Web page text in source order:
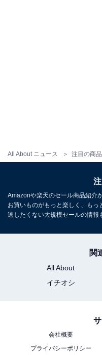
All About ニュース 注目の商品
所在地：〒517-0021 三
スあり）／伊勢自動車
料金
大人1名（参考価格）：
※料金は公式Webサイト
チェックイン・チェッ
チェックアウト：10:00
※プランにより時間が
Amazonや楽天のセール商品紹介
お買いものがもっと楽しく、も
逃したくない大規模セールの情報
関
All About
イチオシ
会社概要
プライバシーポリシー